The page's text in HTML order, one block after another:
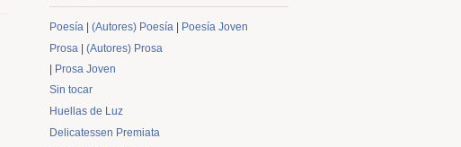
Poesía (Autores) Poesía
Poesía Joven
Prosa
(Autores) Prosa
Prosa Joven
Sin tocar
Huellas de Luz
Delicatessen Premiata